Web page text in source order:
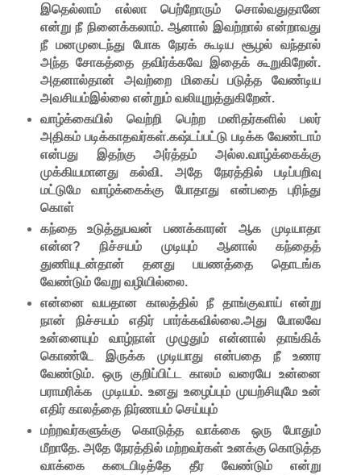
இதெல்லாம் எல்லா பெற்றோரும் சொல்வதுதானே
என்று நீ நினைக்கலாம். ஆனால் இவற்றால் என்றாவது
நீ மனமுடைந்து போக நேரக் கூடிய சூழல் வந்தால்
அந்த சோகத்தை தவிர்க்கவே இதைக் கூறுகிறேன்.
அதனால்தான் அவற்றை மிகைப் படுத்த வேண்டிய
அவசியம்இல்லை என்றும் வலியுறுத்துகிறேன்.
வாழ்க்கையில் வெற்றி பெற்ற மனிதர்களில் பலர்
அதிகம் படிக்காதவர்கள்.கஷ்டப்பட்டு படிக்க வேண்டாம்
என்பது இதற்கு அர்த்தம் அல்ல.வாழ்க்கைக்கு
முக்கியமானது கல்வி. அதே நேரத்தில் படிப்பறிவு
மட்டுமே வாழ்க்கைக்கு போதாது என்பதை புரிந்து
கொள்
கந்தை உடுத்துபவன் பணக்காரன் ஆக முடியாதா
என்ன? நிச்சயம் முடியும் ஆனால் கந்தைத்
துணியுடன்தான் தனது பயணத்தை தொடங்க
வேண்டும் வேறு வழியில்லை.
என்னை வயதான காலத்தில் நீ தாங்குவாய் என்று
நான் நிச்சயம் எதிர் பார்க்கவில்லை.அது போலவே
உன்னையும் வாழ்நாள் முழுதும் என்னால் தாங்கிக்
கொண்டே இருக்க முடியாது என்பதை நீ உணர
வேண்டும். ஒரு குறிப்பிட்ட காலம் வரையே உன்னை
பராமரிக்க முடியம். உனது உழைப்பும் முயற்சியுமே உன்
எதிர் காலத்தை நிர்ணயம் செய்யும்
மற்றவர்களுக்கு கொடுத்த வாக்கை ஒரு போதும்
மீறாதே. அதே நேரத்தில் மற்றவர்கள் உனக்கு கொடுத்த
வாக்கை கடைபிடித்தே தீர வேண்டும் என்று